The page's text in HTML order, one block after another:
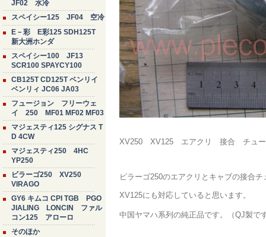
JF02 水冷
スペイシー125 JF04 空冷
E－彩 E彩125 SDH125T
新大洲ホンダ
スペイシー100 JF13
SCR100 SPAYCY100
CB125T CD125T ベンリイ
ベンリィ JC06 JA03
フュージョン フリーウェ
イ 250 MF01 MF02 MF03
マジェスティ125 シグナス T
D 4CW
マジェスティ250 4HC
YP250
ビラーゴ250 XV250
VIRAGO
GY6 キムコ CPI TGB PGO
JIALING LONCIN ファル
コン125 アローロ
そのほか
XV250 XV125 エアクリ 接合 チュ
ビラーゴ250のエアクリとキャブの接合チ
XV125にも対応していると思います。
中国ヤマハ系列の純正品です。（QJ製で